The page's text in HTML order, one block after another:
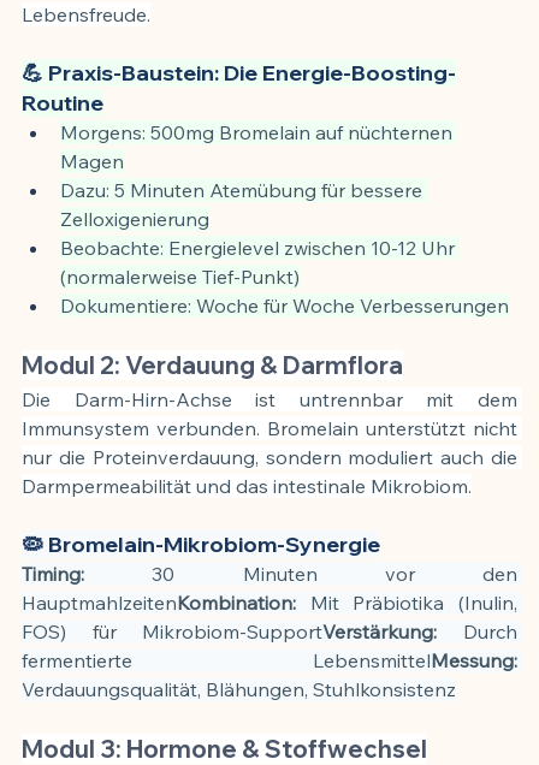
Lebensfreude.
💪 Praxis-Baustein: Die Energie-Boosting-
Routine
Morgens: 500mg Bromelain auf nüchternen
Magen
Dazu: 5 Minuten Atemübung für bessere
Zelloxigenierung
Beobachte: Energielevel zwischen 10-12 Uhr
(normalerweise Tief-Punkt)
Dokumentiere: Woche für Woche Verbesserungen
Modul 2: Verdauung & Darmflora
Die Darm-Hirn-Achse ist untrennbar mit dem
Immunsystem verbunden. Bromelain unterstützt nicht
nur die Proteinverdauung, sondern moduliert auch die
Darmpermeabilität und das intestinale Mikrobiom.
🦠 Bromelain-Mikrobiom-Synergie
Timing: 30 Minuten vor den
HauptmahlzeitenKombination: Mit Präbiotika (Inulin,
FOS) für Mikrobiom-SupportVerstärkung: Durch
fermentierte LebensmittelMessung:
Verdauungsqualität, Blähungen, Stuhlkonsistenz
Modul 3: Hormone & Stoffwechsel